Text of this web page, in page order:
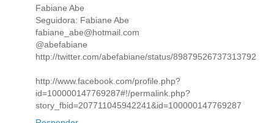
Fabiane Abe
Seguidora: Fabiane Abe
fabiane_abe@hotmail.com
@abefabiane
http://twitter.com/abefabiane/status/89879526737313792
http://www.facebook.com/profile.php?
id=100000147769287#!/permalink.php?
story_fbid=207711045942241&id=100000147769287